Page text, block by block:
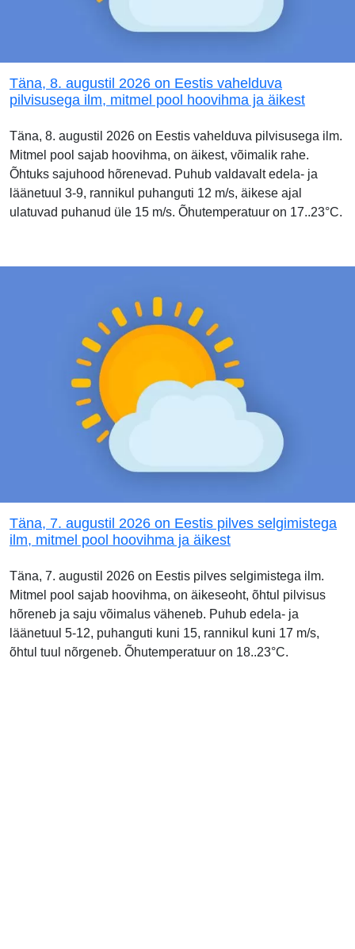
Täna, 8. augustil 2026 on Eestis vahelduva
pilvisusega ilm, mitmel pool hoovihma ja äikest
Täna, 8. augustil 2026 on Eestis vahelduva pilvisusega ilm.
Mitmel pool sajab hoovihma, on äikest, võimalik rahe.
Õhtuks sajuhood hõrenevad. Puhub valdavalt edela- ja
läänetuul 3-9, rannikul puhanguti 12 m/s, äikese ajal
ulatuvad puhanud üle 15 m/s. Õhutemperatuur on 17..23°C.
Täna, 7. augustil 2026 on Eestis pilves selgimistega
ilm, mitmel pool hoovihma ja äikest
Täna, 7. augustil 2026 on Eestis pilves selgimistega ilm.
Mitmel pool sajab hoovihma, on äikeseoht, õhtul pilvisus
hõreneb ja saju võimalus väheneb. Puhub edela- ja
läänetuul 5-12, puhanguti kuni 15, rannikul kuni 17 m/s,
õhtul tuul nõrgeneb. Õhutemperatuur on 18..23°C.